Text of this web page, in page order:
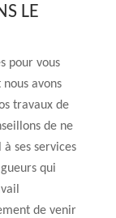
LE
pour vous
avons
travaux de
de ne
ses services
qui
de venir